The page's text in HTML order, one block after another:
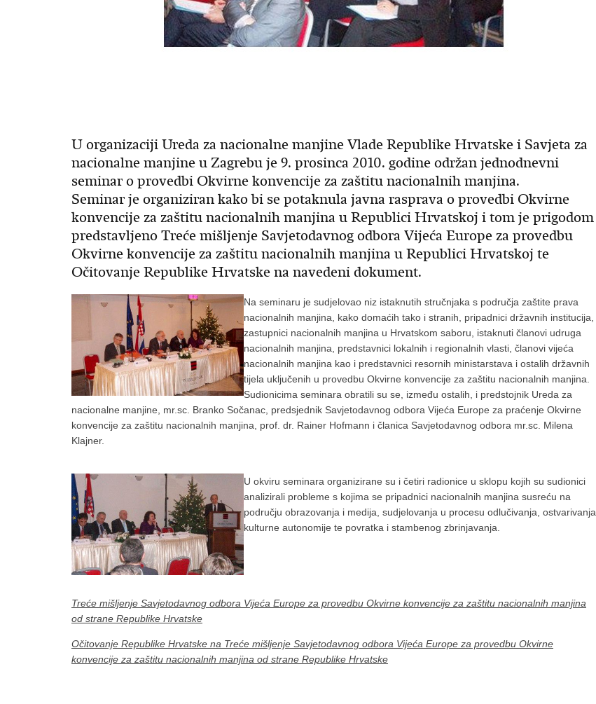
U organizaciji Ureda za nacionalne manjine Vlade Republike Hrvatske i Savjeta za
nacionalne manjine u Zagrebu je 9. prosinca 2010. godine održan jednodnevni
seminar o provedbi Okvirne konvencije za zaštitu nacionalnih manjina.
Seminar je organiziran kako bi se potaknula javna rasprava o provedbi Okvirne
konvencije za zaštitu nacionalnih manjina u Republici Hrvatskoj i tom je prigodom
predstavljeno Treće mišljenje Savjetodavnog odbora Vijeća Europe za provedbu
Okvirne konvencije za zaštitu nacionalnih manjina u Republici Hrvatskoj te
Očitovanje Republike Hrvatske na navedeni dokument.
Na seminaru je sudjelovao niz istaknutih stručnjaka s područja zaštite prava
nacionalnih manjina, kako domaćih tako i stranih, pripadnici državnih institucija,
zastupnici nacionalnih manjina u Hrvatskom saboru, istaknuti članovi udruga
nacionalnih manjina, predstavnici lokalnih i regionalnih vlasti, članovi vijeća
nacionalnih manjina kao i predstavnici resornih ministarstava i ostalih državnih
tijela uključenih u provedbu Okvirne konvencije za zaštitu nacionalnih manjina.
Sudionicima seminara obratili su se, između ostalih, i predstojnik Ureda za
nacionalne manjine, mr.sc. Branko Sočanac, predsjednik Savjetodavnog odbora Vijeća Europe za praćenje Okvirne
konvencije za zaštitu nacionalnih manjina, prof. dr. Rainer Hofmann i članica Savjetodavnog odbora mr.sc. Milena
Klajner.
U okviru seminara organizirane su i četiri radionice u sklopu kojih su sudionici
analizirali probleme s kojima se pripadnici nacionalnih manjina susreću na
području obrazovanja i medija, sudjelovanja u procesu odlučivanja, ostvarivanja
kulturne autonomije te povratka i stambenog zbrinjavanja.
Treće mišljenje Savjetodavnog odbora Vijeća Europe za provedbu Okvirne konvencije za zaštitu nacionalnih manjina
od strane Republike Hrvatske
Očitovanje Republike Hrvatske na Treće mišljenje Savjetodavnog odbora Vijeća Europe za provedbu Okvirne
konvencije za zaštitu nacionalnih manjina od strane Republike Hrvatske